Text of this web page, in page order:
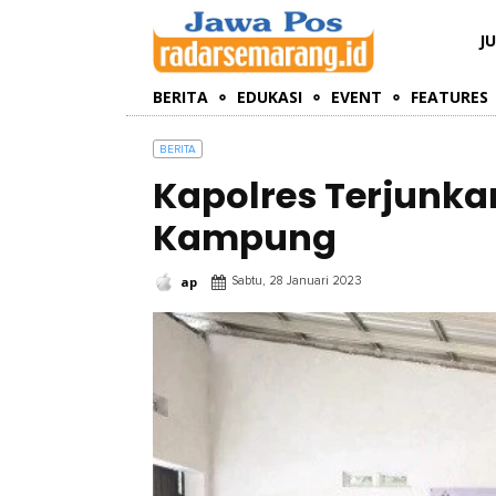
BERITA EDUKASI EVENT FEATURES
BERITA
Kapolres
Kampung
ap Sabtu, 28 Januari 2023